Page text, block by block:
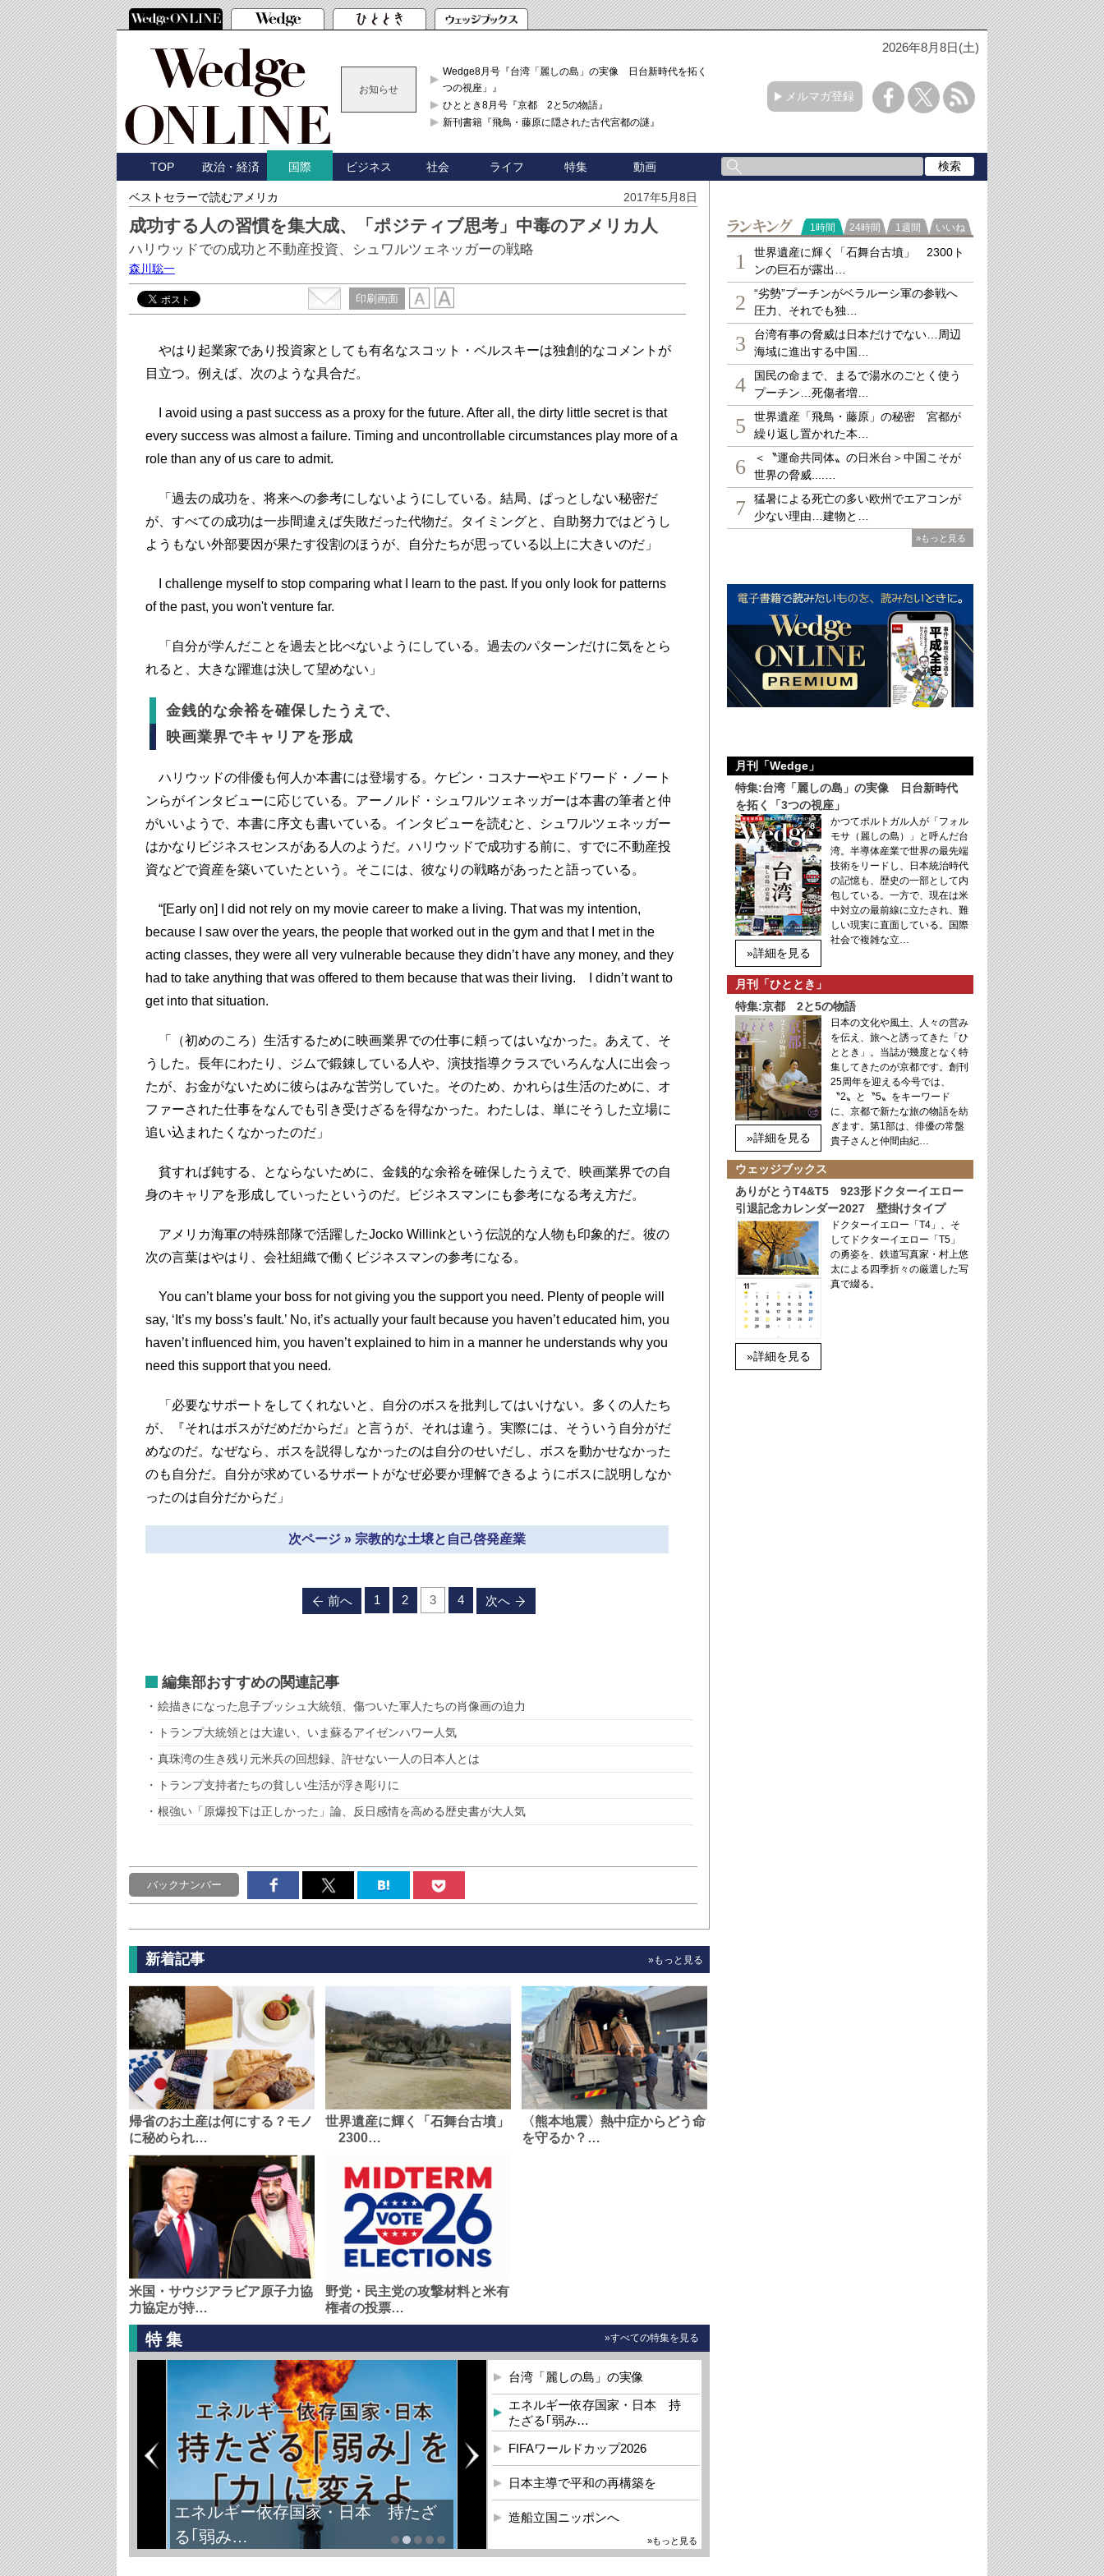
2026年8月8日(土)
お知らせ
Wedge8月号『台湾「麗しの島」の実像 日台新時代を拓く「3
つの視座」』
ひととき8月号『京都 2と5の物語』
新刊書籍『飛鳥・藤原に隠された古代宮都の謎』
メルマガ登録
TOP 政治・経済 国際 ビジネス 社会 ライフ 特集 動画
ベストセラーで読むアメリカ 2017年5月8日
成功する人の習慣を集大成、「ポジティブ思考」中毒のアメリカ人
ハリウッドでの成功と不動産投資、シュワルツェネッガーの戦略
森川聡一
印刷画面
やはり起業家であり投資家としても有名なスコット・ベルスキーは独創的なコメントが
目立つ。例えば、次のような具合だ。
I avoid using a past success as a proxy for the future. After all, the dirty little secret is that
every success was almost a failure. Timing and uncontrollable circumstances play more of a
role than any of us care to admit.
「過去の成功を、将来への参考にしないようにしている。結局、ぱっとしない秘密だ
が、すべての成功は一歩間違えば失敗だった代物だ。タイミングと、自助努力ではどうし
ようもない外部要因が果たす役割のほうが、自分たちが思っている以上に大きいのだ」
I challenge myself to stop comparing what I learn to the past. If you only look for patterns
of the past, you won't venture far.
「自分が学んだことを過去と比べないようにしている。過去のパターンだけに気をとら
れると、大きな躍進は決して望めない」
金銭的な余裕を確保したうえで、
映画業界でキャリアを形成
ハリウッドの俳優も何人か本書には登場する。ケビン・コスナーやエドワード・ノート
ンらがインタビューに応じている。アーノルド・シュワルツェネッガーは本書の筆者と仲
がいいようで、本書に序文も書いている。インタビューを読むと、シュワルツェネッガー
はかなりビジネスセンスがある人のようだ。ハリウッドで成功する前に、すでに不動産投
資などで資産を築いていたという。そこには、彼なりの戦略があったと語っている。
“[Early on] I did not rely on my movie career to make a living. That was my intention,
because I saw over the years, the people that worked out in the gym and that I met in the
acting classes, they were all very vulnerable because they didn’t have any money, and they
had to take anything that was offered to them because that was their living. I didn’t want to
get into that situation.
「（初めのころ）生活するために映画業界での仕事に頼ってはいなかった。あえて、そ
うした。長年にわたり、ジムで鍛錬している人や、演技指導クラスでいろんな人に出会っ
たが、お金がないために彼らはみな苦労していた。そのため、かれらは生活のために、オ
ファーされた仕事をなんでも引き受けざるを得なかった。わたしは、単にそうした立場に
追い込まれたくなかったのだ」
貧すれば鈍する、とならないために、金銭的な余裕を確保したうえで、映画業界での自
身のキャリアを形成していったというのだ。ビジネスマンにも参考になる考え方だ。
アメリカ海軍の特殊部隊で活躍したJocko Willinkという伝説的な人物も印象的だ。彼の
次の言葉はやはり、会社組織で働くビジネスマンの参考になる。
You can’t blame your boss for not giving you the support you need. Plenty of people will
say, ‘It’s my boss’s fault.’ No, it’s actually your fault because you haven’t educated him, you
haven’t influenced him, you haven’t explained to him in a manner he understands why you
need this support that you need.
「必要なサポートをしてくれないと、自分のボスを批判してはいけない。多くの人たち
が、『それはボスがだめだからだ』と言うが、それは違う。実際には、そういう自分がだ
めなのだ。なぜなら、ボスを説得しなかったのは自分のせいだし、ボスを動かせなかった
のも自分だ。自分が求めているサポートがなぜ必要か理解できるようにボスに説明しなか
ったのは自分だからだ」
次ページ » 宗教的な土壌と自己啓発産業
前へ 1 2 3 4 次へ
編集部おすすめの関連記事
絵描きになった息子ブッシュ大統領、傷ついた軍人たちの肖像画の迫力
トランプ大統領とは大違い、いま蘇るアイゼンハワー人気
真珠湾の生き残り元米兵の回想録、許せない一人の日本人とは
トランプ支持者たちの貧しい生活が浮き彫りに
根強い「原爆投下は正しかった」論、反日感情を高める歴史書が大人気
バックナンバー
新着記事 »もっと見る
帰省のお土産は何にする？モノ
に秘められ…
世界遺産に輝く「石舞台古墳」
2300…
〈熊本地震〉熱中症からどう命
を守るか？…
米国・サウジアラビア原子力協
力協定が持…
野党・民主党の攻撃材料と米有
権者の投票…
特集 »すべての特集を見る
エネルギー依存国家・日本 持たざ
る｢弱み…
台湾「麗しの島」の実像
エネルギー依存国家・日本 持
たざる｢弱み…
FIFAワールドカップ2026
日本主導で平和の再構築を
造船立国ニッポンへ
»もっと見る
ランキング
1時間 24時間 1週間 いいね
1
世界遺産に輝く「石舞台古墳」 2300ト
ンの巨石が露出…
2
“劣勢”プーチンがベラルーシ軍の参戦へ
圧力、それでも独…
3
台湾有事の脅威は日本だけでない…周辺
海域に進出する中国…
4
国民の命まで、まるで湯水のごとく使う
プーチン…死傷者増…
5
世界遺産「飛鳥・藤原」の秘密 宮都が
繰り返し置かれた本…
6
＜〝運命共同体〟の日米台＞中国こそが
世界の脅威....…
7
猛暑による死亡の多い欧州でエアコンが
少ない理由…建物と…
»もっと見る
月刊「Wedge」
特集:台湾「麗しの島」の実像 日台新時代
を拓く「3つの視座」
»詳細を見る
かつてポルトガル人が「フォル
モサ（麗しの島）」と呼んだ台
湾。半導体産業で世界の最先端
技術をリードし、日本統治時代
の記憶も、歴史の一部として内
包している。一方で、現在は米
中対立の最前線に立たされ、難
しい現実に直面している。国際
社会で複雑な立…
月刊「ひととき」
特集:京都 2と5の物語
»詳細を見る
日本の文化や風土、人々の営み
を伝え、旅へと誘ってきた「ひ
ととき」。当誌が幾度となく特
集してきたのが京都です。創刊
25周年を迎える今号では、
〝2〟と〝5〟をキーワード
に、京都で新たな旅の物語を紡
ぎます。第1部は、俳優の常盤
貴子さんと仲間由紀…
ウェッジブックス
ありがとうT4&T5 923形ドクターイエロー
引退記念カレンダー2027 壁掛けタイプ
»詳細を見る
ドクターイエロー「T4」、そ
してドクターイエロー「T5」
の勇姿を、鉄道写真家・村上悠
太による四季折々の厳選した写
真で綴る。